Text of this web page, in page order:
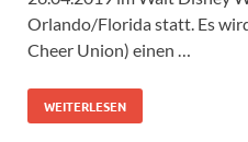
Orlando/Florida statt. Es
Cheer Union) einen …
WEITERLESEN